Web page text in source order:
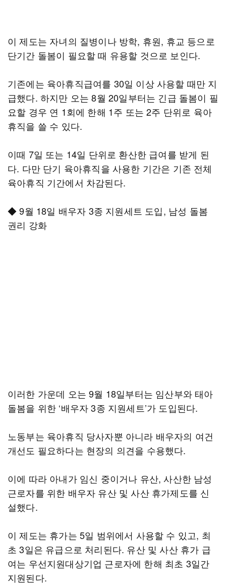
이 제도는 자녀의 질병이나 방학, 휴원, 휴교 등으로
단기간 돌봄이 필요할 때 유용할 것으로 보인다.
기존에는 육아휴직급여를 30일 이상 사용할 때만 지
급했다. 하지만 오는 8월 20일부터는 긴급 돌봄이 필
요할 경우 연 1회에 한해 1주 또는 2주 단위로 육아
휴직을 쓸 수 있다.
이때 7일 또는 14일 단위로 환산한 급여를 받게 된
다. 다만 단기 육아휴직을 사용한 기간은 기존 전체
육아휴직 기간에서 차감된다.
◆ 9월 18일 배우자 3종 지원세트 도입, 남성 돌봄
권리 강화
이러한 가운데 오는 9월 18일부터는 임산부와 태아
돌봄을 위한 ‘배우자 3종 지원세트’가 도입된다.
노동부는 육아휴직 당사자뿐 아니라 배우자의 여건
개선도 필요하다는 현장의 의견을 수용했다.
이에 따라 아내가 임신 중이거나 유산, 사산한 남성
근로자를 위한 배우자 유산 및 사산 휴가제도를 신
설했다.
이 제도는 휴가는 5일 범위에서 사용할 수 있고, 최
초 3일은 유급으로 처리된다. 유산 및 사산 휴가 급
여는 우선지원대상기업 근로자에 한해 최초 3일간
지원된다.